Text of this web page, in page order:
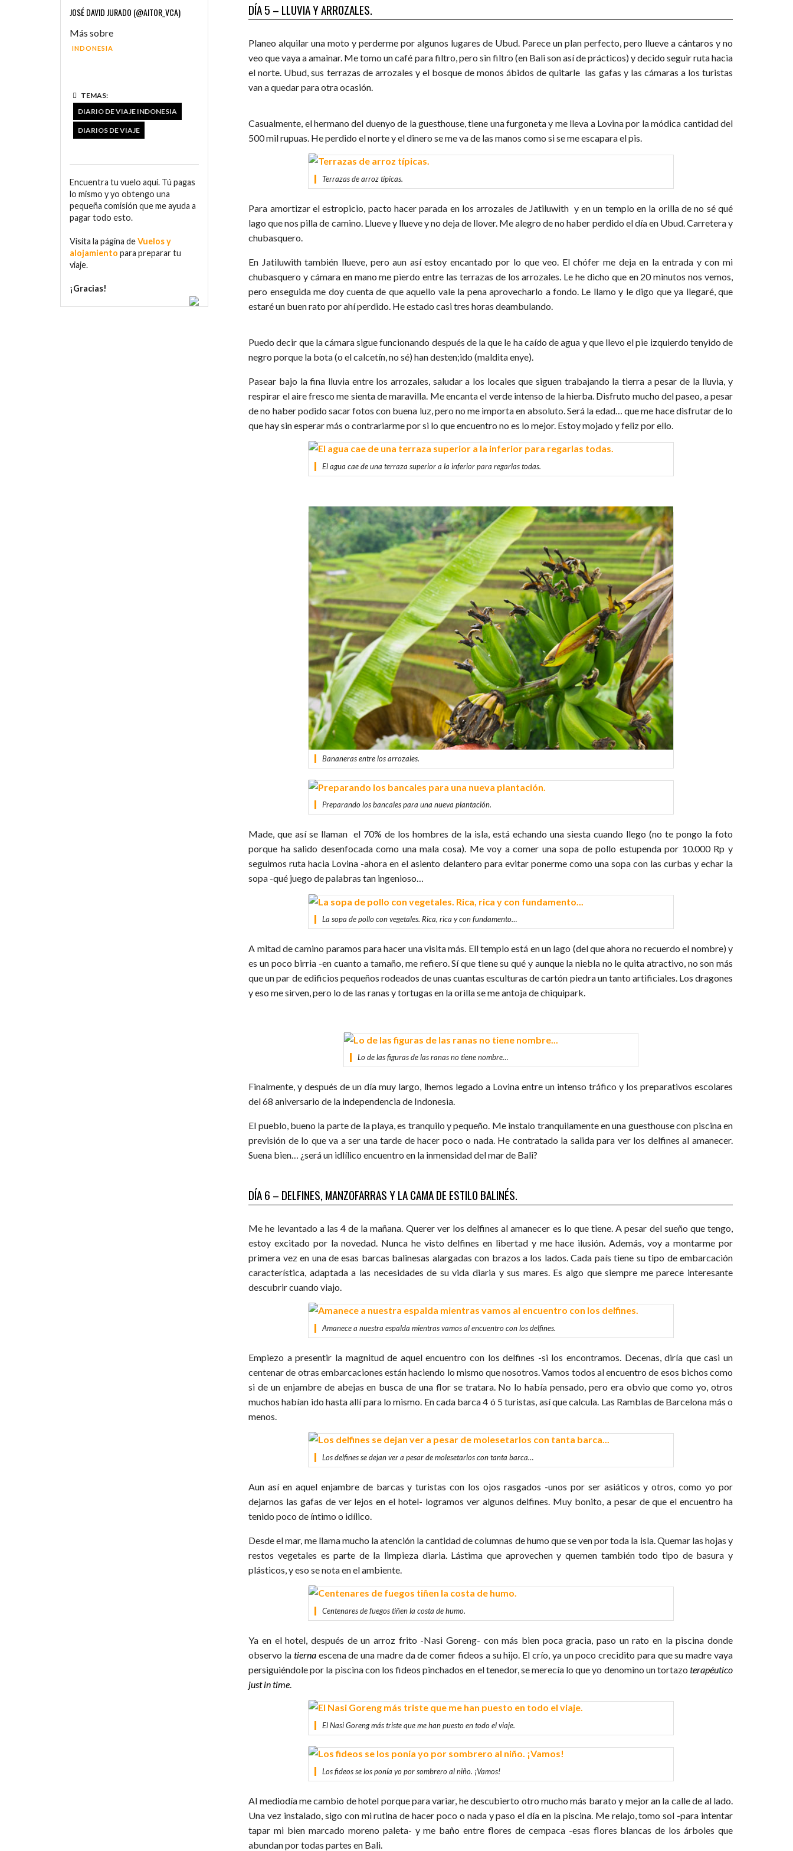
DÍA 5 – LLUVIA Y ARROZALES.
Planeo alquilar una moto y perderme por algunos lugares de Ubud. Parece un plan perfecto, pero llueve a cántaros y no
veo que vaya a amainar. Me tomo un café para filtro, pero sin filtro (en Bali son así de prácticos) y decido seguir ruta hacia
el norte. Ubud, sus terrazas de arrozales y el bosque de monos ábidos de quitarle las gafas y las cámaras a los turistas
van a quedar para otra ocasión.
Casualmente, el hermano del duenyo de la guesthouse, tiene una furgoneta y me lleva a Lovina por la módica cantidad del
500 mil rupuas. He perdido el norte y el dinero se me va de las manos como si se me escapara el pis.
Terrazas de arroz típicas.
Para amortizar el estropicio, pacto hacer parada en los arrozales de Jatiluwith y en un templo en la orilla de no sé qué
lago que nos pilla de camino. Llueve y llueve y no deja de llover. Me alegro de no haber perdido el día en Ubud. Carretera y
chubasquero.
En Jatiluwith también llueve, pero aun así estoy encantado por lo que veo. El chófer me deja en la entrada y con mi
chubasquero y cámara en mano me pierdo entre las terrazas de los arrozales. Le he dicho que en 20 minutos nos vemos,
pero enseguida me doy cuenta de que aquello vale la pena aprovecharlo a fondo. Le llamo y le digo que ya llegaré, que
estaré un buen rato por ahí perdido. He estado casi tres horas deambulando.
Puedo decir que la cámara sigue funcionando después de la que le ha caído de agua y que llevo el pie izquierdo tenyido de
negro porque la bota (o el calcetín, no sé) han desten;ido (maldita enye).
Pasear bajo la fina lluvia entre los arrozales, saludar a los locales que siguen trabajando la tierra a pesar de la lluvia, y
respirar el aire fresco me sienta de maravilla. Me encanta el verde intenso de la hierba. Disfruto mucho del paseo, a pesar
de no haber podido sacar fotos con buena luz, pero no me importa en absoluto. Será la edad… que me hace disfrutar de lo
que hay sin esperar más o contrariarme por si lo que encuentro no es lo mejor. Estoy mojado y feliz por ello.
El agua cae de una terraza superior a la inferior para regarlas todas.
Bananeras entre los arrozales.
Preparando los bancales para una nueva plantación.
Made, que así se llaman el 70% de los hombres de la isla, está echando una siesta cuando llego (no te pongo la foto
porque ha salido desenfocada como una mala cosa). Me voy a comer una sopa de pollo estupenda por 10.000 Rp y
seguimos ruta hacia Lovina -ahora en el asiento delantero para evitar ponerme como una sopa con las curbas y echar la
sopa -qué juego de palabras tan ingenioso…
La sopa de pollo con vegetales. Rica, rica y con fundamento…
A mitad de camino paramos para hacer una visita más. Ell templo está en un lago (del que ahora no recuerdo el nombre) y
es un poco birria -en cuanto a tamaño, me refiero. Sí que tiene su qué y aunque la niebla no le quita atractivo, no son más
que un par de edificios pequeños rodeados de unas cuantas esculturas de cartón piedra un tanto artificiales. Los dragones
y eso me sirven, pero lo de las ranas y tortugas en la orilla se me antoja de chiquipark.
Lo de las figuras de las ranas no tiene nombre…
Finalmente, y después de un día muy largo, lhemos legado a Lovina entre un intenso tráfico y los preparativos escolares
del 68 aniversario de la independencia de Indonesia.
El pueblo, bueno la parte de la playa, es tranquilo y pequeño. Me instalo tranquilamente en una guesthouse con piscina en
previsión de lo que va a ser una tarde de hacer poco o nada. He contratado la salida para ver los delfines al amanecer.
Suena bien… ¿será un idlílico encuentro en la inmensidad del mar de Bali?
DÍA 6 – DELFINES, MANZOFARRAS Y LA CAMA DE ESTILO BALINÉS.
Me he levantado a las 4 de la mañana. Querer ver los delfines al amanecer es lo que tiene. A pesar del sueño que tengo,
estoy excitado por la novedad. Nunca he visto delfines en libertad y me hace ilusión. Además, voy a montarme por
primera vez en una de esas barcas balinesas alargadas con brazos a los lados. Cada país tiene su tipo de embarcación
característica, adaptada a las necesidades de su vida diaria y sus mares. Es algo que siempre me parece interesante
descubrir cuando viajo.
Amanece a nuestra espalda mientras vamos al encuentro con los delfines.
Empiezo a presentir la magnitud de aquel encuentro con los delfines -si los encontramos. Decenas, diría que casi un
centenar de otras embarcaciones están haciendo lo mismo que nosotros. Vamos todos al encuentro de esos bichos como
si de un enjambre de abejas en busca de una flor se tratara. No lo había pensado, pero era obvio que como yo, otros
muchos habían ido hasta allí para lo mismo. En cada barca 4 ó 5 turistas, así que calcula. Las Ramblas de Barcelona más o
menos.
Los delfines se dejan ver a pesar de molesetarlos con tanta barca…
Aun así en aquel enjambre de barcas y turistas con los ojos rasgados -unos por ser asiáticos y otros, como yo por
dejarnos las gafas de ver lejos en el hotel- logramos ver algunos delfines. Muy bonito, a pesar de que el encuentro ha
tenido poco de íntimo o idílico.
Desde el mar, me llama mucho la atención la cantidad de columnas de humo que se ven por toda la isla. Quemar las hojas y
restos vegetales es parte de la limpieza diaria. Lástima que aprovechen y quemen también todo tipo de basura y
plásticos, y eso se nota en el ambiente.
Centenares de fuegos tiñen la costa de humo.
Ya en el hotel, después de un arroz frito -Nasi Goreng- con más bien poca gracia, paso un rato en la piscina donde
observo la tiernaescena de una madre da de comer fideos a su hijo. El crío, ya un poco crecidito para que su madre vaya
persiguiéndole por la piscina con los fideos pinchados en el tenedor, se merecía lo que yo denomino un tortazo terapéutico
just in time
El Nasi Goreng más triste que me han puesto en todo el viaje.
Los fideos se los ponía yo por sombrero al niño. ¡Vamos!
Al mediodía me cambio de hotel porque para variar, he descubierto otro mucho más barato y mejor an la calle de al lado.
Una vez instalado, sigo con mi rutina de hacer poco o nada y paso el día en la piscina. Me relajo, tomo sol -para intentar
tapar mi bien marcado moreno paleta- y me baño entre flores de cempaca -esas flores blancas de los árboles que
abundan por todas partes en Bali.
JOSÉ DAVID JURADO (@AITOR_VCA)
Más sobre
INDONESIA
TEMAS:
DIARIO DE VIAJE INDONESIA
DIARIOS DE VIAJE
Encuentra tu vuelo aquí. Tú pagas
lo mismo y yo obtengo una
pequeña comisión que me ayuda a
pagar todo esto.
Visita la página deVuelos y
alojamiento para preparar tu
viaje.
¡Gracias!